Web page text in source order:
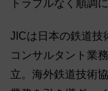
トラブルなく順調
JICは日本の鉄道技
コンサルタント業
立。海外鉄道技術